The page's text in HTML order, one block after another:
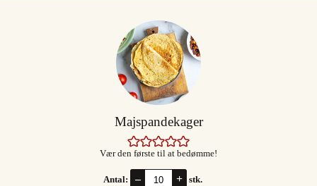
Majspandekager
Vær den første til at bedømme!
Antal: – + stk.